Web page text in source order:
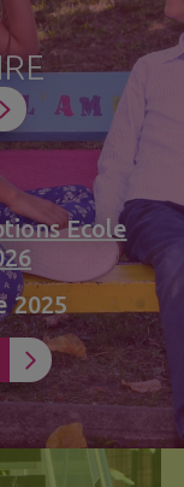
Ecole
2025